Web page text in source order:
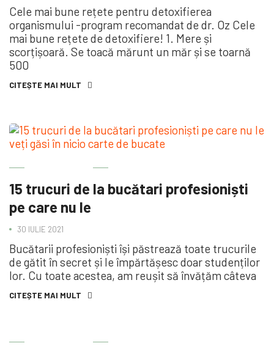
Cele mai bune rețete pentru detoxifierea
organismului -program recomandat de dr. Oz Cele
mai bune rețete de detoxifiere! 1. Mere și
scorțișoară. Se toacă mărunt un măr și se toarnă
500
CITEȘTE MAI MULT
15 trucuri de la bucătari profesioniști
pe care nu le
30 IULIE 2021
Bucătarii profesioniști își păstrează toate trucurile
de gătit în secret și le împărtășesc doar studenților
lor. Cu toate acestea, am reușit să învățăm câteva
CITEȘTE MAI MULT